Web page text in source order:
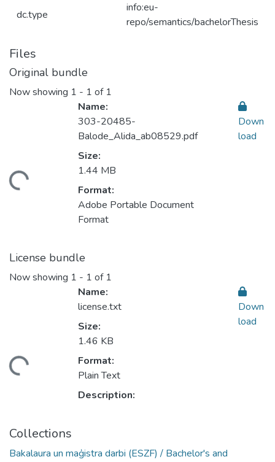
dc.type
info:eu-
repo/semantics/bachelorThesis
Files
Original bundle
Now showing 1 - 1 of 1
Name:
303-20485-
Balode_Alida_ab08529.pdf
Size:
1.44 MB
Format:
Adobe Portable Document
Format
Down
load
License bundle
Now showing 1 - 1 of 1
Name:
license.txt
Size:
1.46 KB
Format:
Plain Text
Description:
Down
load
Collections
Bakalaura un maģistra darbi (ESZF) / Bachelor's and